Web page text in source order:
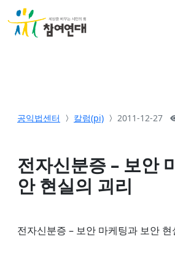
공익법센터 칼럼(pi) 2011-12-27
전자신분증 – 보안
안 현실의 괴리
전자신분증 – 보안 마케팅과 보안 현